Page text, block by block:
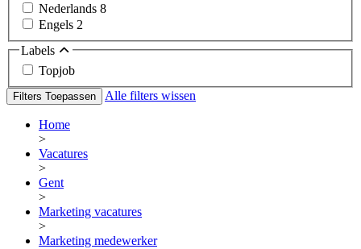
Nederlands 8
Engels 2
Labels
Topjob
Filters Toepassen Alle filters wissen
Home
>
Vacatures
>
Gent
>
Marketing vacatures
>
Marketing medewerker